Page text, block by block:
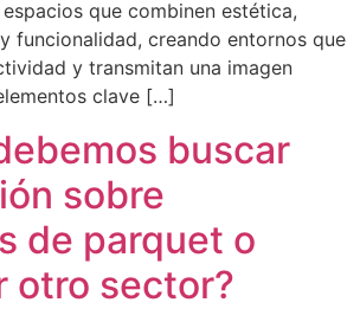
que combinen estética,
funcionalidad, creando entornos que
y transmitan una imagen
clave […]
buscar
sobre
de parquet o
otro sector?